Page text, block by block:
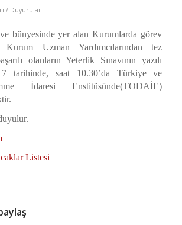
/ Duyurular
bünyesinde yer alan Kurumlarda görev
Uzman Yardımcılarından tez
olanların Yeterlik Sınavının yazılı
tarihinde, saat 10.30’da Türkiye ve
İdaresi Enstitüsünde(TODAİE)
Listesi